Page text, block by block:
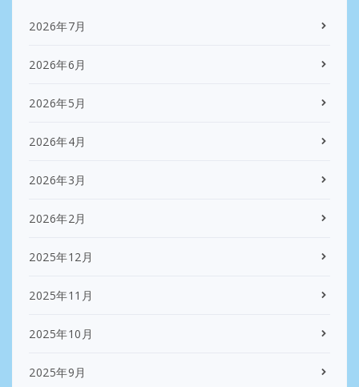
2026年7月
2026年6月
2026年5月
2026年4月
2026年3月
2026年2月
2025年12月
2025年11月
2025年10月
2025年9月